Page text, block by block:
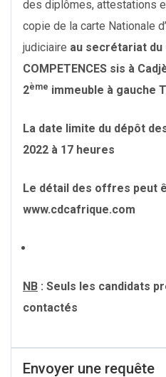
des diplômes, attestations
copie de la carte Nationale
judiciaire au secrétariat du
COMPETENCES sis à
2ème immeuble à gauche
La date limite du dépôt
2022 à 17 heures
Le détail des offres peut
www.cdcafrique.com
NB : Seuls les candidats
contactés
Envoyer une requête